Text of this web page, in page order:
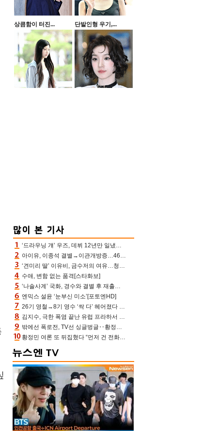
상큼함이 터진... 단발인형 우기,...
‘드라우닝 걔’ 우즈, 데뷔 12년만 일냈다…체조경기장 입성 확정
아이유, 이종석 결별→이관개방증…46장 꽉 채운 유애나 ♥ “열심히 사는 중”
‘견미리 딸’ 이유비, 금수저의 여유…청순 미모에 반전 슬림 라인
수애, 변함 없는 품격[스타화보]
‘나솔사계’ 국화, 경수와 결별 후 재출연…첫인상 3표 몰표
엔믹스 설윤 ‘눈부신 미소’[포토엔HD]
26기 영철→8기 영수 ‘싹 다’ 헤어졌다 ‘나솔사계’ 충격의 현커 0쌍 (촌장TV)
김지수, 극한 폭염 끝난 유럽 프라하서 쾌적한 여름나기 “선풍기만으로 지내”
밖에선 폭로전, TV선 싱글벙글‥황정민 ‘틈만 나면’ 출연, 피로감은 시청자 몫
황정민 여론 또 뒤집혔다 “먼저 건 전화 62통, 그만 연락해” vs 女팬 “녹취 다 올려” 진흙탕 싸움